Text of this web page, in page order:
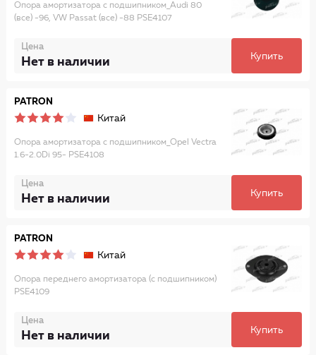
Опора амортизатора с подшипником_Audi 80
(все) -96, VW Passat (все) -88 PSE4107
Цена
Нет в наличии Купить
PATRON
Китай
Опора амортизатора с подшипником_Opel Vectra
1.6-2.0Di 95- PSE4108
Цена
Нет в наличии Купить
PATRON
Китай
Опора переднего амортизатора (с подшипником)
PSE4109
Цена
Нет в наличии Купить